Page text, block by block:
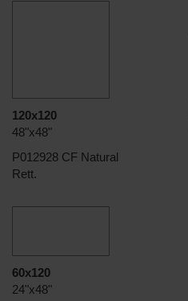
120x120
48"x48"
P012928 CF Natural
Rett.
60x120
24"x48"